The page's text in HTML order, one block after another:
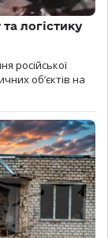
логістику
російської
об’єктів на